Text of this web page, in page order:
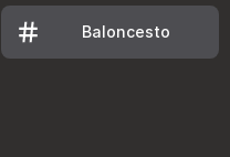
Baloncesto